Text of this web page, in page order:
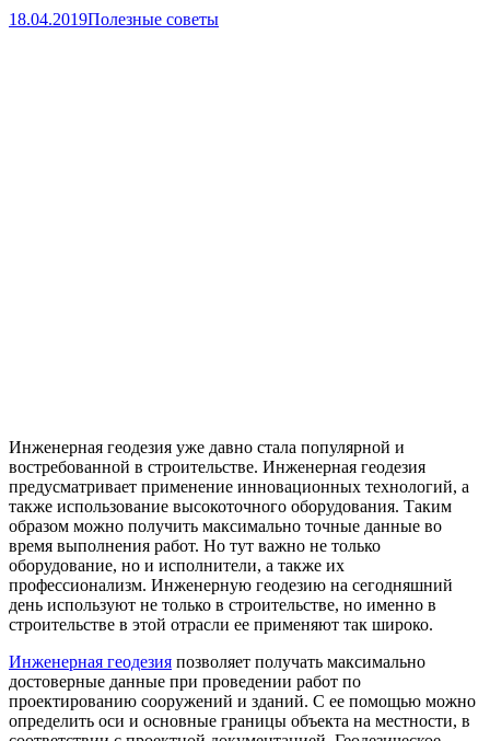
18.04.2019Полезные советы
Инженерная геодезия уже давно стала популярной и
востребованной в строительстве. Инженерная геодезия
предусматривает применение инновационных технологий, а
также использование высокоточного оборудования. Таким
образом можно получить максимально точные данные во
время выполнения работ. Но тут важно не только
оборудование, но и исполнители, а также их
профессионализм. Инженерную геодезию на сегодняшний
день используют не только в строительстве, но именно в
строительстве в этой отрасли ее применяют так широко.
Инженерная геодезия позволяет получать максимально
достоверные данные при проведении работ по
проектированию сооружений и зданий. С ее помощью можно
определить оси и основные границы объекта на местности, в